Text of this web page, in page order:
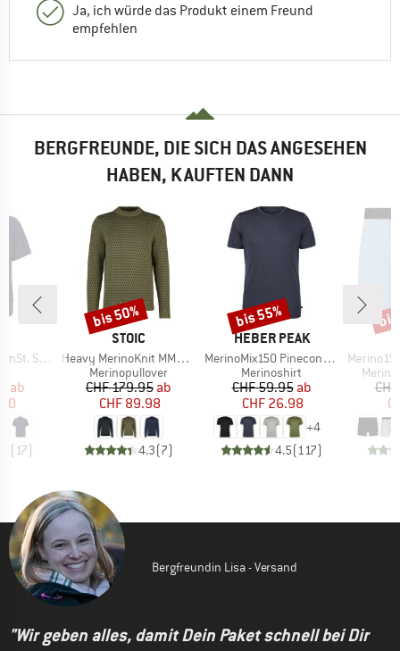
Ja, ich würde das Produkt einem Freund
empfehlen
BERGFREUNDE, DIE SICH DAS ANGESEHEN
HABEN, KAUFTEN DANN
S/S Shirt
Preis
ab
(17)
MARKE
STOIC
Artikel
Heavy MerinoKnit MMXX.Norrbotten Sweater
Produktgruppe
Merinopullover
Preis
CHF 179.95reduzierter Preis
ab
CHF 89.98
4.3(7)
Rabatt
bis 50%
MARKE
HEBER PEAK
Artikel
MerinoMix150 PineconeHe. II T-Shirt
Produktgruppe
Merinoshirt
Preis
CHF 59.95reduzierter Preis
ab
CHF 26.98
+4
4.5(117)
Rabatt
bis 55%
Artikel
Merino150
Bergfreundin Lisa - Versand
"Wir geben alles, damit Dein Paket schnell bei Dir